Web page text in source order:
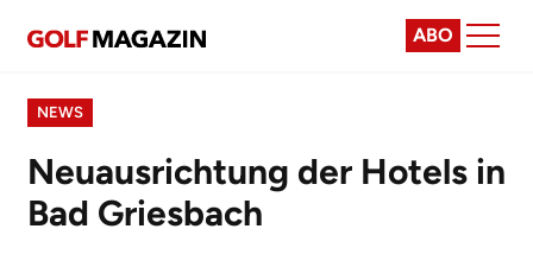
ABO
NEWS
Neuausrichtung der Hotels in
Bad Griesbach